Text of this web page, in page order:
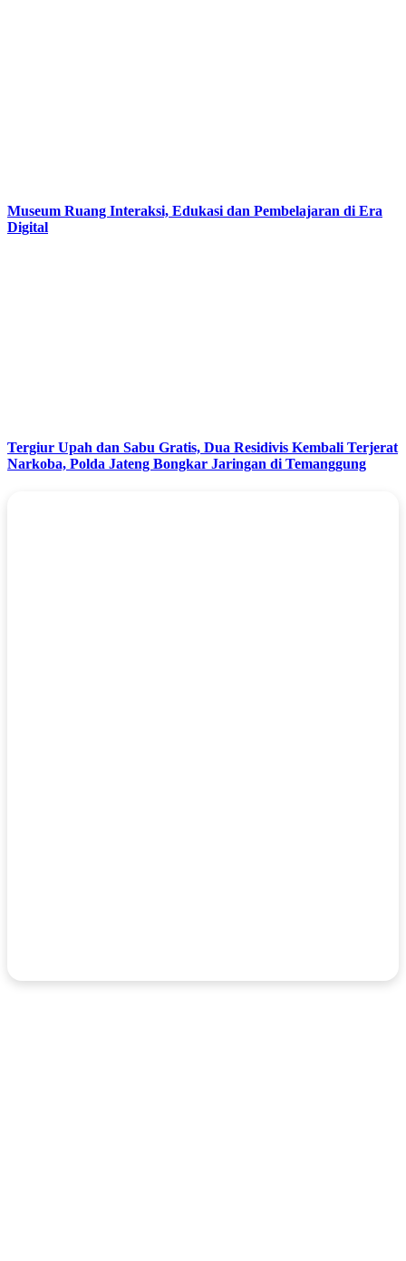
Museum Ruang Interaksi, Edukasi dan Pembelajaran di Era
Digital
Tergiur Upah dan Sabu Gratis, Dua Residivis Kembali Terjerat
Narkoba, Polda Jateng Bongkar Jaringan di Temanggung